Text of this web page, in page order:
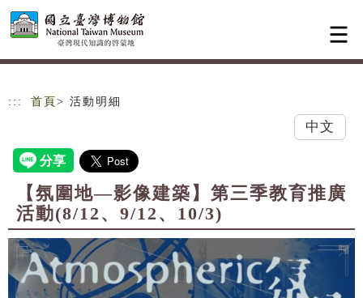
跳到主要內容
網站導覽
::: 首頁 > 活動明細
中文
【氛圍地—影像建築】第三季教育推廣
活動(8/12、9/12、10/3)